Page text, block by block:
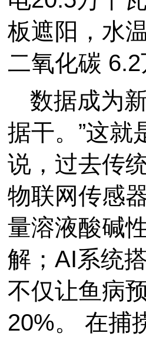
板遮阳，水
二氧化碳 6.2
数据成为
据干。”这就
说，过去传
物联网传感
量溶液酸碱
解；AI系统
不仅让鱼病
20%。 在捕